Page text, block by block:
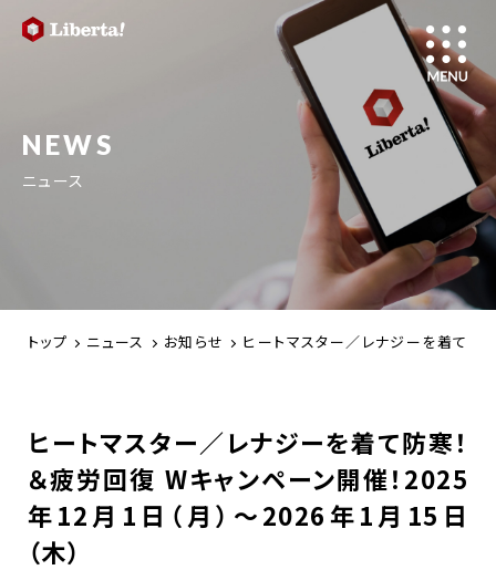
NEWS
ニュース
トップ ニュース お知らせ ヒートマスター／レナジーを着て防
ヒートマスター／レナジーを着て防寒！
＆疲労回復 Wキャンペーン開催！2025
年12月1日（月）～2026年1月15日
（木）